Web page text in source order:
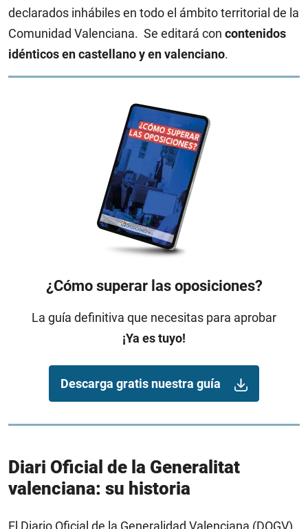
declarados inhábiles en todo el ámbito territorial de la
Comunidad Valenciana. Se editará con contenidos
idénticos en castellano y en valenciano.
¿Cómo superar las oposiciones?
La guía definitiva que necesitas para aprobar
¡Ya es tuyo!
Descarga gratis nuestra guía
Diari Oficial de la Generalitat
valenciana: su historia
El Diario Oficial de la Generalidad Valenciana (DOGV)